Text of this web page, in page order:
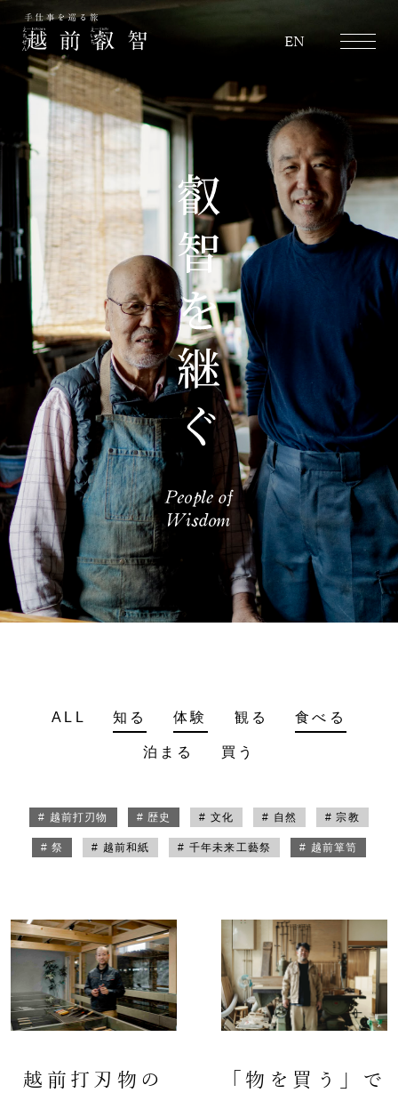
EN
ALL 知る 体験 観る 食べる
泊まる 買う
# 越前打刃物 # 歴史 # 文化 # 自然 # 宗教
# 祭 # 越前和紙 # 千年未来工藝祭 # 越前箪笥
越前打刃物の
「物を買う」で